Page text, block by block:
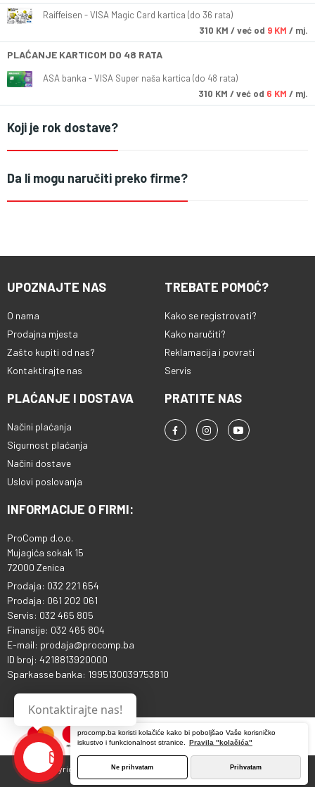
procomp.ba koristi kolačiće kako bi poboljšao Vaše korisničko
iskustvo i funkcionalnost stranice.
Pravila "kolačića"
Ne prihvatam Prihvatam
Raiffeisen - VISA Magic Card kartica (do 36 rata)
310 KM / već od 9 KM / mj.
PLAĆANJE KARTICOM DO 48 RATA
ASA banka - VISA Super naša kartica (do 48 rata)
310 KM / već od 6 KM / mj.
Koji je rok dostave?
Da li mogu naručiti preko firme?
UPOZNAJTE NAS
O nama
Prodajna mjesta
Zašto kupiti od nas?
Kontaktirajte nas
TREBATE POMOĆ?
Kako se registrovati?
Kako naručiti?
Reklamacija i povrati
Servis
PLAĆANJE I DOSTAVA
Načini plaćanja
Sigurnost plaćanja
Načini dostave
Uslovi poslovanja
PRATITE NAS
INFORMACIJE O FIRMI:
ProComp d.o.o.
Mujagića sokak 15
72000 Zenica
Prodaja: 032 221 654
Prodaja: 061 202 061
Servis: 032 465 805
Finansije: 032 465 804
E-mail: prodaja@procomp.ba
ID broj: 4218813920000
Sparkasse banka: 1995130039753810
Copyright © 2013 - 2026 ProComp d.o.o. Sva prava pridržana.
Kontaktirajte nas!